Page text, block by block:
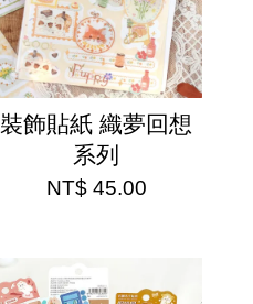
裝飾貼紙 織夢回想
系列
NT$ 45.00